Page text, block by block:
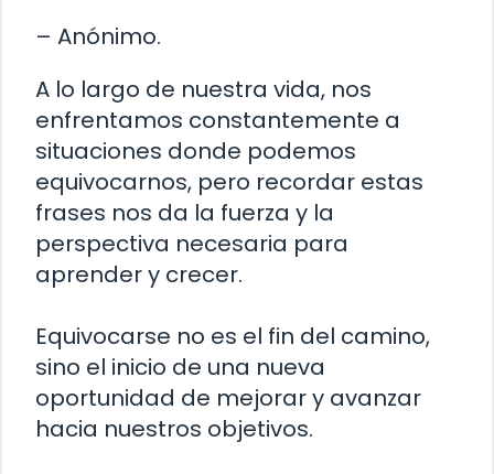
– Anónimo.
A lo largo de nuestra vida, nos
enfrentamos constantemente a
situaciones donde podemos
equivocarnos, pero recordar estas
frases nos da la fuerza y la
perspectiva necesaria para
aprender y crecer.
Equivocarse no es el fin del camino,
sino el inicio de una nueva
oportunidad de mejorar y avanzar
hacia nuestros objetivos.